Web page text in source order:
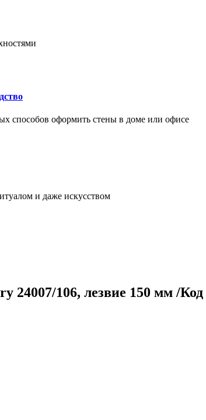
способов оформить стены в доме или офисе
и даже искусством
106, лезвие 150 мм /Код